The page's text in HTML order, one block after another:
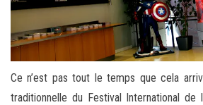
Ce n’est pas tout le temps que cela
traditionnelle du Festival International de